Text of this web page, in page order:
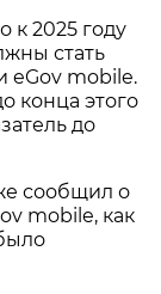
к 2025 году
стать
eGov mobile.
конца этого
до
сообщил о
mobile, как